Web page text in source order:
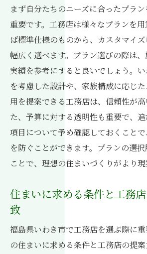
まず自分たちのニーズに合ったプラ
重要です。工務店は様々なプランを
ば標準仕様のものから、カスタマイ
幅広く選べます。プラン選びの際は
実績を参考にすると良いでしょう。
を考慮した設計や、家族構成に応じ
用を提案できる工務店は、信頼性が
た、予算に対する透明性も重要で、
項目について予め確認しておくこと
を防ぐことができます。プランの選
ことで、理想の住まいづくりがより現
住まいに求める条件と工務
致
福島県いわき市で工務店を選ぶ際に
の住まいに求める条件と工務店の提